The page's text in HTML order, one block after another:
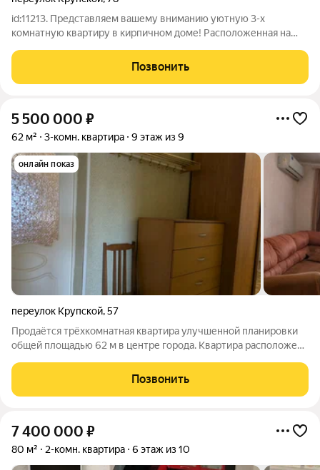
id:11213. Представляем вашему вниманию уютную 3-х
комнатную квартиру в кирпичном доме! Расположенная на
квадратных метра станет вашим комфортным гнёздышком.
Кирпичные стены дома обеспечивают
Позвонить
5 500 000 ₽
62 м² 3-комн. квартира 9 этаж из 9
онлайн показ
переулок Крупской,57
Продаётся трёхкомнатная квартира улучшенной планировки
общей площадью 62 м в центре города. Квартира расположена
изолированные, с/узел раздельный, просторная кухня,
имеется лоджия и балкон, вместительная
Позвонить
7 400 000 ₽
80 м² 2-комн. квартира 6 этаж из 10